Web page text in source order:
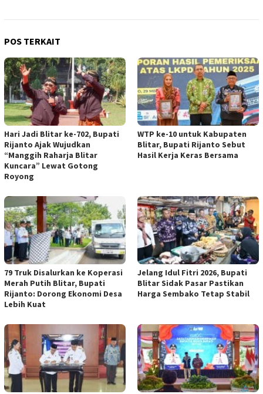
POS TERKAIT
Hari Jadi Blitar ke-702, Bupati
Rijanto Ajak Wujudkan
“Manggih Raharja Blitar
Kuncara” Lewat Gotong
Royong
WTP ke-10 untuk Kabupaten
Blitar, Bupati Rijanto Sebut
Hasil Kerja Keras Bersama
79 Truk Disalurkan ke Koperasi
Merah Putih Blitar, Bupati
Rijanto: Dorong Ekonomi Desa
Lebih Kuat
Jelang Idul Fitri 2026, Bupati
Blitar Sidak Pasar Pastikan
Harga Sembako Tetap Stabil